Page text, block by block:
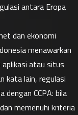
antara Eropa
dan ekonomi
menawarkan
aplikasi atau situs
kata lain, regulasi
CCPA: bila
memenuhi kriteria